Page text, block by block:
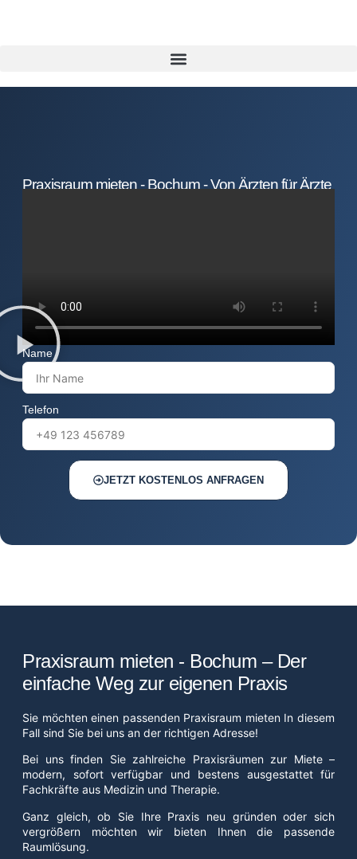
Praxisraum mieten - Bochum - Von Ärzten für Ärzte
Name
Telefon
JETZT KOSTENLOS ANFRAGEN
Praxisraum mieten - Bochum – Der
einfache Weg zur eigenen Praxis
Sie möchten einen passenden Praxisraum mieten In diesem
Fall sind Sie bei uns an der richtigen Adresse!
Bei uns finden Sie zahlreiche Praxisräumen zur Miete –
modern, sofort verfügbar und bestens ausgestattet für
Fachkräfte aus Medizin und Therapie.
Ganz gleich, ob Sie Ihre Praxis neu gründen oder sich
vergrößern möchten wir bieten Ihnen die passende
Raumlösung.